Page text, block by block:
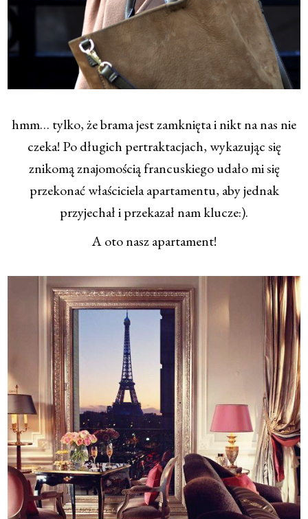
hmm… tylko, że brama jest zamknięta i nikt na nas nie
czeka! Po długich pertraktacjach, wykazując się
znikomą znajomością francuskiego udało mi się
przekonać właściciela apartamentu, aby jednak
przyjechał i przekazał nam klucze:).
A oto nasz apartament!